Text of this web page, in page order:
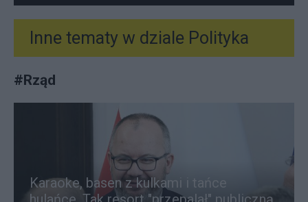
Inne tematy w dziale Polityka
#Rząd
Karaoke, basen z kulkami i tańce